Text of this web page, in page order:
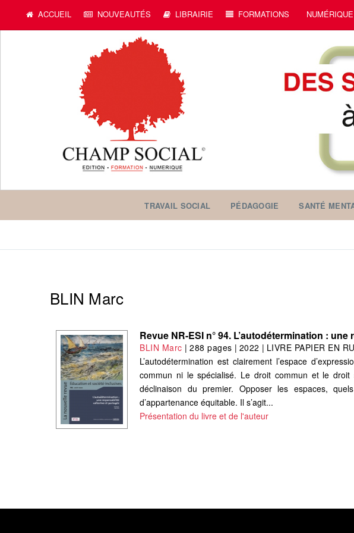
ACCUEIL NOUVEAUTÉS LIBRAIRIE FORMATIONS NUMÉRIQUE
TRAVAIL SOCIAL PÉDAGOGIE SANTÉ
BLIN Marc
Revue NR-ESI n° 94. L’autodétermination :
BLIN Marc |288 pages | 2022 | LIVRE PAPIER EN
L’autodétermination est clairement l’espace
commun ni le spécialisé. Le droit commun et le droit
déclinaison du premier. Opposer les espaces,
d’appartenance équitable. Il s’agit...
Présentation du livre et de l'auteur